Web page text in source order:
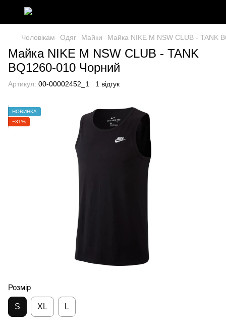
Чоловікам Одяг Майки Майка NIKE M NSW CLUB - TANK
Майка NIKE M NSW CLUB - TANK
BQ1260-010 Чорний
Артикул: 00-00002452_1 1 відгук
НОВИНКА
−31%
Розмір
S XL L